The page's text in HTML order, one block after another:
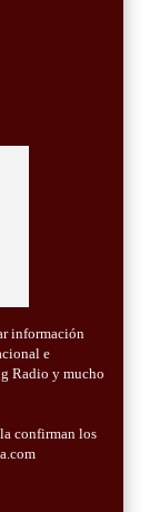
información
e
Radio y mucho
confirman los